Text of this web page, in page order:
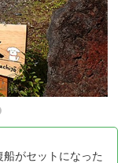
がセットになった